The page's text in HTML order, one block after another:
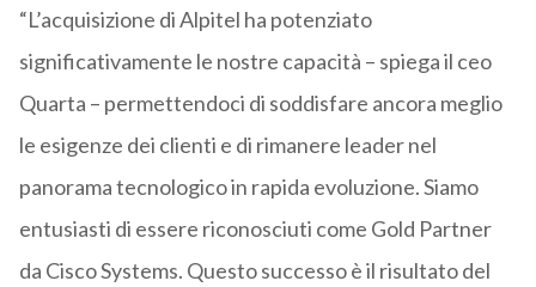
“L’acquisizione di Alpitel ha potenziato
significativamente le nostre capacità – spiega il ceo
Quarta – permettendoci di soddisfare ancora meglio
le esigenze dei clienti e di rimanere leader nel
panorama tecnologico in rapida evoluzione. Siamo
entusiasti di essere riconosciuti come Gold Partner
da Cisco Systems. Questo successo è il risultato del